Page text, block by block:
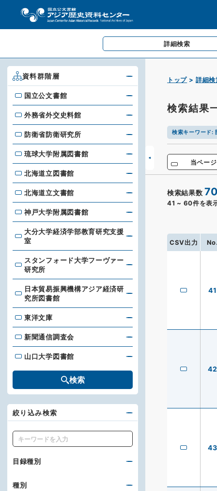
詳細検索
トップ 詳細検
検索結果
検索キーワード:
当ペー
検索結果数
41 ~ 60件を表
CSV出力
41
42
43
資料群階層
国立公文書館
国立公文書館
外務省外交史料館
外務省外交史料館
防衛省防衛研究所
防衛省防衛研究所
琉球大学附属図書館
琉球大学附属図書館
北海道立図書館
北海道立図書館
北海道立文書館
北海道立文書館
神戸大学附属図書館
神戸大学附属図書館
大分大学経済学部教育研究支援室
大分大学経済学部教育研究支援
室
スタンフォード大学フーヴァー研究所
スタンフォード大学フーヴァー
研究所
日本貿易振興機構アジア経済研究所図書館
日本貿易振興機構アジア経済研
究所図書館
東洋文庫
東洋文庫
新聞通信調査会
新聞通信調査会
山口大学図書館
山口大学図書館
検索
絞り込み検索
キーワード
目録種別
種別